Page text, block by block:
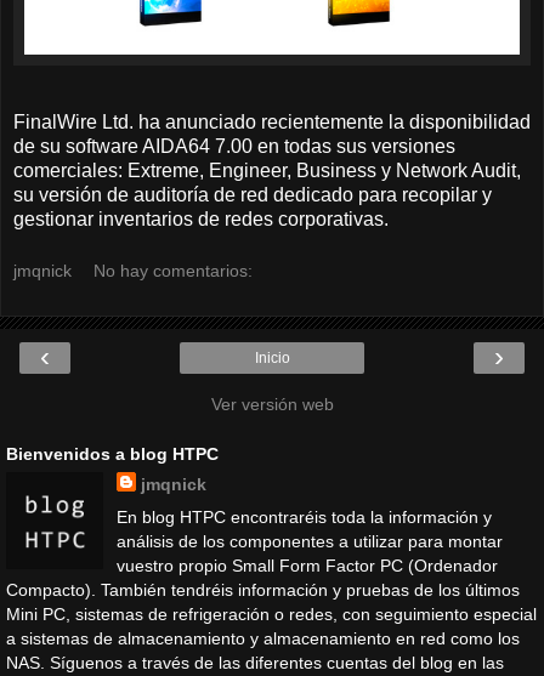
FinalWire Ltd. ha anunciado recientemente la disponibilidad
de su software AIDA64 7.00 en todas sus versiones
comerciales: Extreme, Engineer, Business y Network Audit,
su versión de auditoría de red dedicado para recopilar y
gestionar inventarios de redes corporativas.
jmqnick No hay comentarios:
‹ ›
Inicio
Ver versión web
Bienvenidos a blog HTPC
jmqnick
En blog HTPC encontraréis toda la información y
análisis de los componentes a utilizar para montar
vuestro propio Small Form Factor PC (Ordenador
Compacto). También tendréis información y pruebas de los últimos
Mini PC, sistemas de refrigeración o redes, con seguimiento especial
a sistemas de almacenamiento y almacenamiento en red como los
NAS. Síguenos a través de las diferentes cuentas del blog en las